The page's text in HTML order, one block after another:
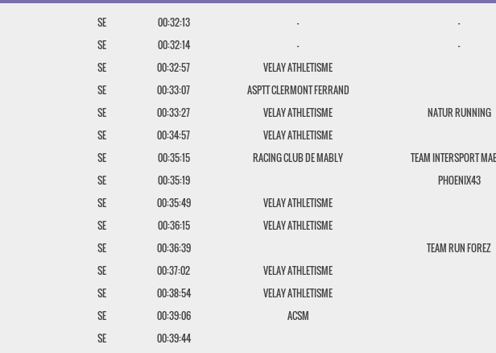
SE 00:32:13 -
-
SE 00:32:14 -
-
SE 00:32:57
VELAY ATHLETISME
SE 00:33:07
ASPTT CLERMONT FERRAND
SE 00:33:27 VELAY ATHLETISME
NATUR RUNNING
SE 00:34:57
VELAY ATHLETISME
SE 00:35:15 RACING CLUB DE MABLY
TEAM INTERSPORT
SE 00:35:19
PHOENIX43
SE 00:35:49
VELAY ATHLETISME
SE 00:36:15
VELAY ATHLETISME
SE 00:36:39
TEAM RUN FOREZ
SE 00:37:02
VELAY ATHLETISME
SE 00:38:54
VELAY ATHLETISME
SE 00:39:06
ACSM
SE
00:39:44